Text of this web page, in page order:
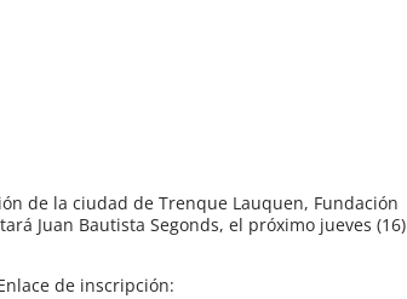
de la ciudad de Trenque Lauquen, Fundación
Juan Bautista Segonds, el próximo jueves (16)
de inscripción: